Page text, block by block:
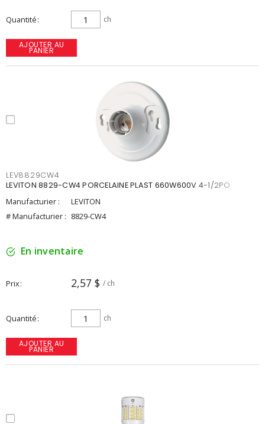
Quantité ch
AJOUTER AU
PANIER
LEV8829CW4
LEVITON 8829-CW4 PORCELAINE PLAST 660W600V 4-1/2PO
Manufacturier :
LEVITON
# Manufacturier : 8829-CW4
En inventaire
Prix 2,57 $ / ch
Quantité ch
AJOUTER AU
PANIER